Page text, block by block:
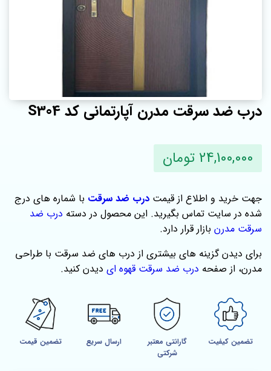
درب ضد سرقت مدرن آپارتمانی کد S304
24,100,000 تومان
جهت خرید و اطلاع از قیمت درب ضد سرقت با شماره های درج
شده در سایت تماس بگیرید. این محصول در دسته درب ضد
سرقت مدرن بازار قرار دارد.
برای دیدن گزینه‌ های بیشتری از درب‌ های ضد سرقت با طراحی
مدرن، از صفحه‌ درب ضد سرقت قهوه ای دیدن کنید.
تضمین کیفیت
گارانتی معتبر
شرکتی
ارسال سریع تضمین قیمت